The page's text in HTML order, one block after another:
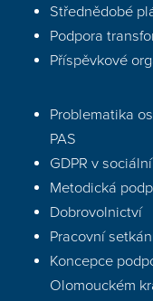
Střednědobé
Podpora
Příspěvkové
Problematika
PAS
GDPR v
Metodická
Dobrovolnictví
Pracovní
Koncepce
Olomouckém